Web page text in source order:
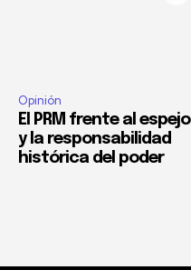
Opinión
El PRM frente al espejo
y la responsabilidad
histórica del poder